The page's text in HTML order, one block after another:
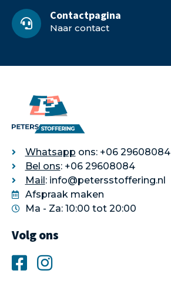
Contactpagina
Naar contact
Whatsapp ons: +06 29608084
Bel ons: +06 29608084
Mail: info@petersstoffering.nl
Afspraak maken
Ma - Za: 10:00 tot 20:00
Volg ons